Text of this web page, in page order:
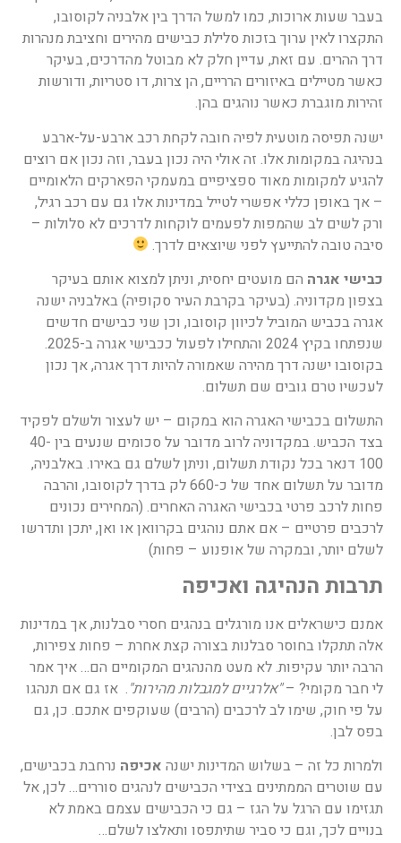
בעבר שעות ארוכות, כמו למשל הדרך בין אלבניה לקוסובו,
התקצרו לאין ערוך בזכות סלילת כבישים מהירים וחציבת מנהרות
דרך ההרים. עם זאת, עדיין חלק לא מבוטל מהדרכים, בעיקר
כאשר מטיילים באיזורים הרריים, הן צרות, דו סטריות, ודורשות
זהירות מוגברת כאשר נוהגים בהן.
ישנה תפיסה מוטעית לפיה חובה לקחת רכב ארבע-על-ארבע
בנהיגה במקומות אלו. זה אולי היה נכון בעבר, וזה נכון אם רוצים
להגיע למקומות מאוד ספציפיים במעמקי הפארקים הלאומיים
– אך באופן כללי אפשרי לטייל במדינות אלו גם עם רכב רגיל,
ורק לשים לב שהמפות לפעמים לוקחות לדרכים לא סלולות –
סיבה טובה להתייעץ לפני שיוצאים לדרך.
כבישי אגרה הם מועטים יחסית, וניתן למצוא אותם בעיקר
בצפון מקדוניה. (בעיקר בקרבת העיר סקופיה) באלבניה ישנה
אגרה בכביש המוביל לכיוון קוסובו, וכן שני כבישים חדשים
שנפתחו בקיץ 2024 והתחילו לפעול ככבישי אגרה ב-2025.
בקוסובו ישנה דרך מהירה שאמורה להיות דרך אגרה, אך נכון
לעכשיו טרם גובים שם תשלום.
התשלום בכבישי האגרה הוא במקום – יש לעצור ולשלם לפקיד
בצד הכביש. במקדוניה לרוב מדובר על סכומים שנעים בין 40-
100 דנאר בכל נקודת תשלום, וניתן לשלם גם באירו. באלבניה,
מדובר על תשלום אחד של כ-660 לק בדרך לקוסובו, והרבה
פחות לרכב פרטי בכבישי האגרה האחרים. (המחירים נכונים
לרכבים פרטיים – אם אתם נוהגים בקרוואן או ואן, יתכן ותדרשו
לשלם יותר, ובמקרה של אופנוע – פחות)
תרבות הנהיגה ואכיפה
אמנם כישראלים אנו מורגלים בנהגים חסרי סבלנות, אך במדינות
אלה תתקלו בחוסר סבלנות בצורה קצת אחרת – פחות צפירות,
הרבה יותר עקיפות. לא מעט מהנהגים המקומיים הם… איך אמר
לי חבר מקומי? –"אלרגיים למגבלות מהירות". אז גם אם תנהגו
על פי חוק, שימו לב לרכבים (הרבים) שעוקפים אתכם. כן, גם
בפס לבן.
ולמרות כל זה – בשלוש המדינות ישנה אכיפה נרחבת בכבישים,
עם שוטרים הממתינים בצידי הכבישים לנהגים סוררים… לכן, אל
תגזימו עם הרגל על הגז – גם כי הכבישים עצמם באמת לא
בנויים לכך, וגם כי סביר שתיתפסו ותאלצו לשלם…